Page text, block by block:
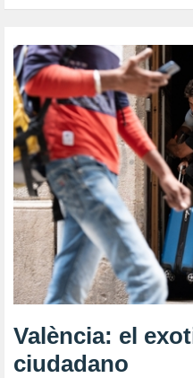
València: el
ciudadano